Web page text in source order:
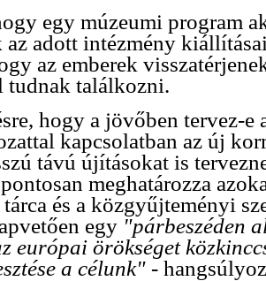
egy múzeumi program
adott intézmény
az emberek
tudnak találkozni.
hogy a jövőben tervez-e
kapcsolatban az új
távú újításokat is
meghatározza
tárca és a közgyűjteményi
egy "párbeszéden
európai örökséget
a célunk" -